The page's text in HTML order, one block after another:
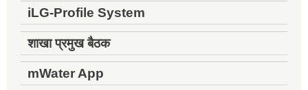
iLG-Profile System
शाखा प्रमुख बैठक
mWater App